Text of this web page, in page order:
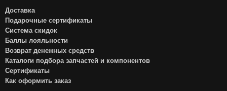
Доставка
Подарочные сертификаты
Система скидок
Баллы лояльности
Возврат денежных средств
Каталоги подбора запчастей и компонентов
Сертификаты
Как оформить заказ